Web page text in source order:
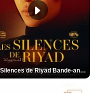
Les Silences de Riyad Bande-annonce VO STFR